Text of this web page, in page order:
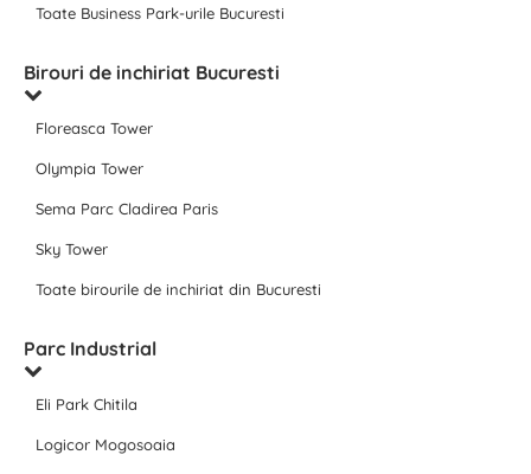
Toate Business Park-urile Bucuresti
Birouri de inchiriat Bucuresti
Floreasca Tower
Olympia Tower
Sema Parc Cladirea Paris
Sky Tower
Toate birourile de inchiriat din Bucuresti
Parc Industrial
Eli Park Chitila
Logicor Mogosoaia